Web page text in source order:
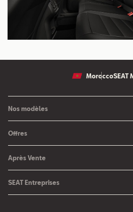
MoroccoSEAT
Nos modèles
Nouveau SEAT Ateca
Nouvelle SEAT Ibiza
Nouvelle SEAT Arona
Offres
Après Vente
SEAT Pièces de rechange
SEAT Entreprises